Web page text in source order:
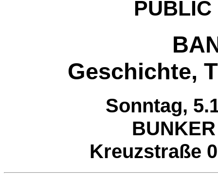
PUBLIC
Geschichte,
Sonntag,
Kreuzstraße